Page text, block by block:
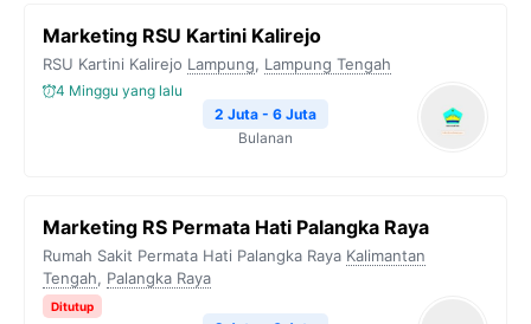
Marketing RSU Kartini Kalirejo
RSU Kartini Kalirejo Lampung, Lampung Tengah
4 Minggu yang lalu
2 Juta - 6 Juta
Bulanan
Marketing RS Permata Hati Palangka Raya
Rumah Sakit Permata Hati Palangka Raya Kalimantan
Tengah, Palangka Raya
Ditutup